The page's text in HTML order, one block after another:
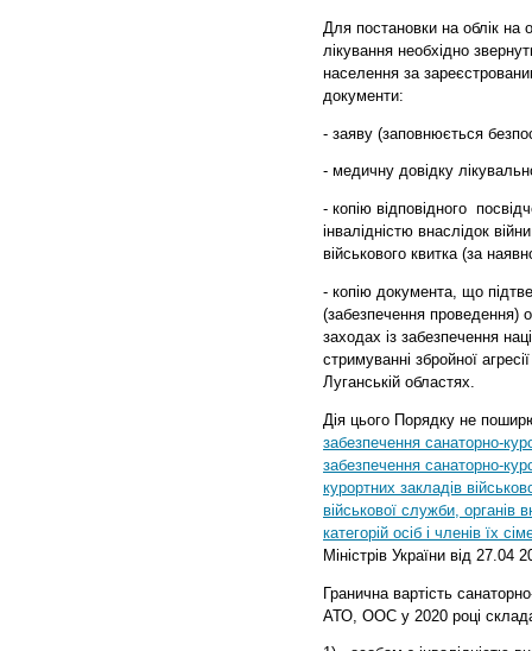
Для постановки на облік на
лікування необхідно
населення за
документи:
- заяву (заповнюється
- медичну довідку
- копію відповідного
інвалідністю внаслідок
військового квитка (за
- копію документа, що
(забезпечення проведення)
заходах із забезпечення
стримуванні збройної
Луганській областях.
Дія цього Порядку не
забезпечення санаторно-
забезпечення санаторно-
курортних закладів
військової служби, органів
категорій осіб і членів їх
Міністрів України від 27 .04
Гранична вартість
АТО, ООС у 2020 році